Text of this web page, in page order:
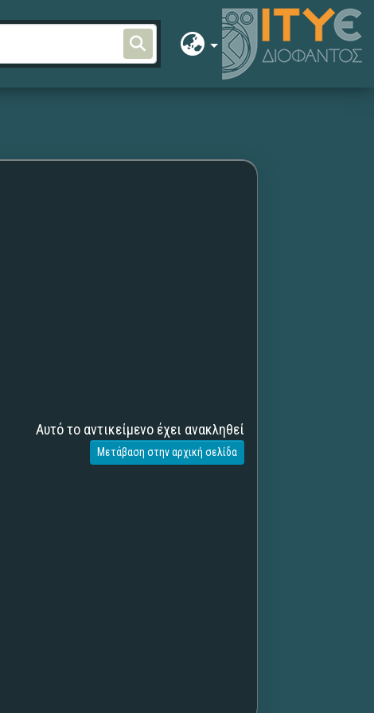
Αυτό το αντικείμενο έχει ανακληθεί
Μετάβαση στην αρχική σελίδα